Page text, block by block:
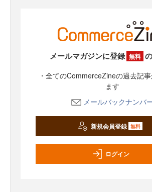
メールマガジンに登録 無料
・全てのCommerceZineの過去記
ます
メールバックナンバ
新規会員登録 無料
ログイン